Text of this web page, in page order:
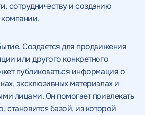
сотрудничеству и созданию
Создается для продвижения
или другого конкретного
публиковаться информация о
эксклюзивных материалах и
лицами. Он помогает привлекать
становится базой, из которой